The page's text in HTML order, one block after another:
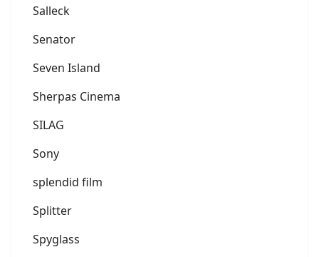
Salleck
Senator
Seven Island
Sherpas Cinema
SILAG
Sony
splendid film
Splitter
Spyglass